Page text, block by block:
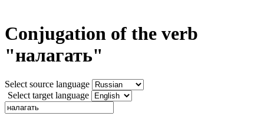
Conjugation of the verb
"налагать"
Select source language
Select target language